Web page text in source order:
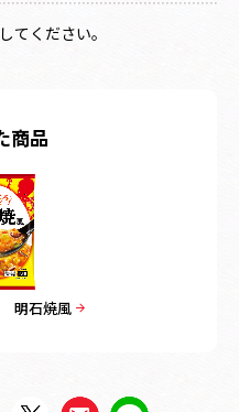
てください。
商品
明石焼風